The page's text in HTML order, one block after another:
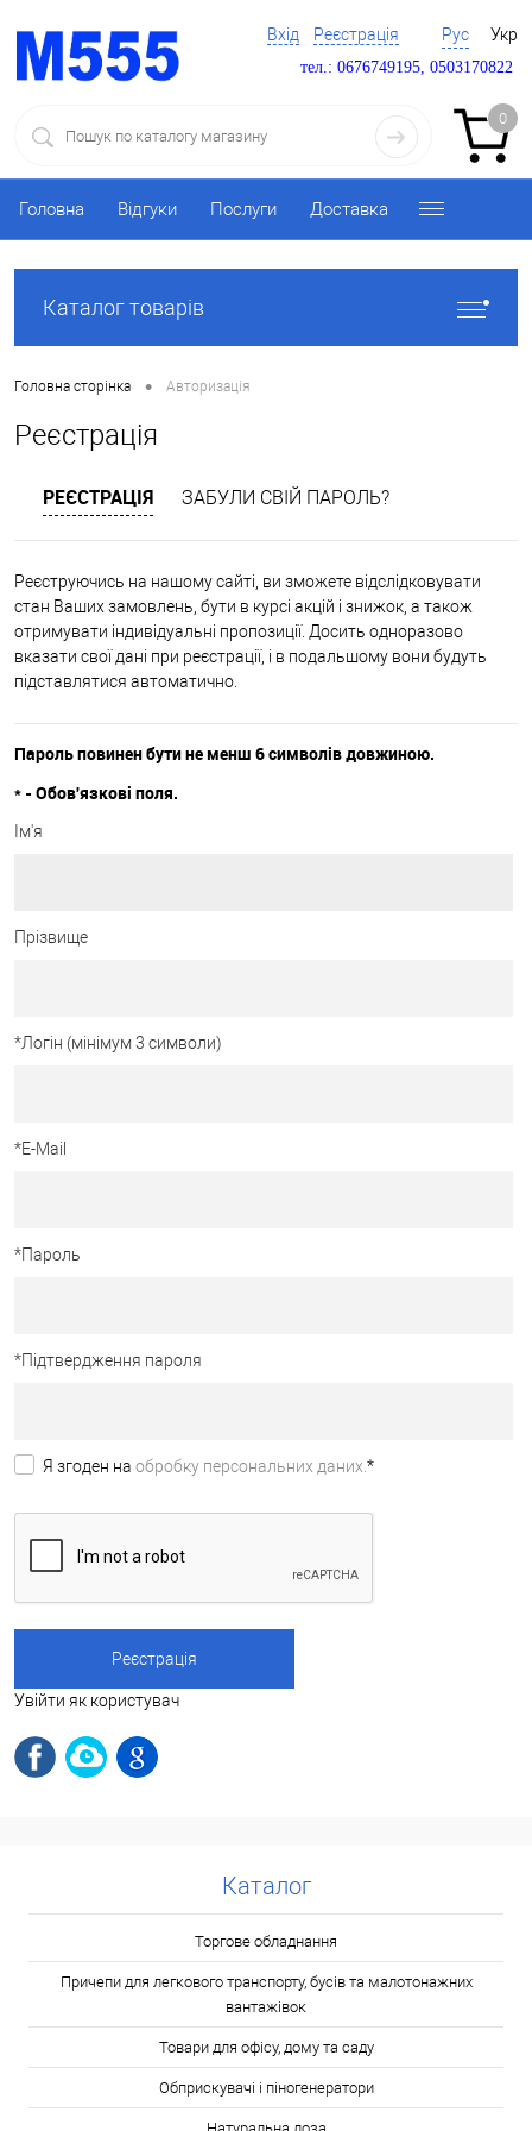
Вхід Реєстрація Рус Укр
тел.: 0676749195, 0503170822
0
Головна Відгуки Послуги Доставка
Каталог товарів
Головна сторінка • Авторизація
Реєстрація
РЕЄСТРАЦІЯ ЗАБУЛИ СВІЙ ПАРОЛЬ?
Реєструючись на нашому сайті, ви зможете відслідковувати
стан Ваших замовлень, бути в курсі акцій і знижок, а також
отримувати індивідуальні пропозиції. Досить одноразово
вказати свої дані при реєстрації, і в подальшому вони будуть
підставлятися автоматично.
Пароль повинен бути не менш 6 символів довжиною.
* - Обов'язкові поля.
Ім'я
Прізвище
*Логін (мінімум 3 символи)
*E-Mail
*Пароль
*Підтвердження пароля
Я згоден на обробку персональних даних. *
Увійти як користувач
Каталог
Торгове обладнання
Причепи для легкового транспорту, бусів та малотонажних
вантажівок
Товари для офісу, дому та саду
Обприскувачі і піногенератори